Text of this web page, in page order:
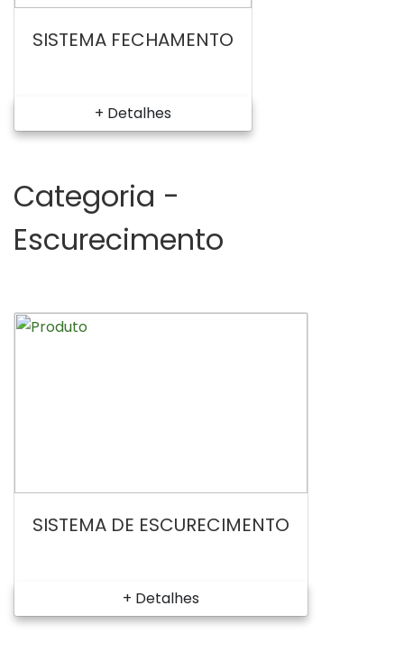
SISTEMA FECHAMENTO
+ Detalhes
Categoria -
Escurecimento
SISTEMA DE ESCURECIMENTO
+ Detalhes